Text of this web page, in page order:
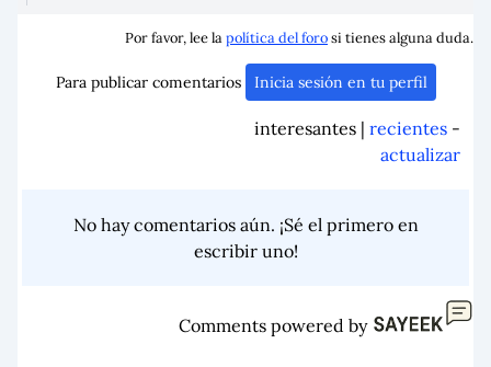
Por favor, lee lapolítica del forosi tienes alguna duda.
Para publicar comentarios Inicia sesión en tu perfil
interesantes | recientes -
actualizar
No hay comentarios aún. ¡Sé el primero en
escribir uno!
Comments powered by